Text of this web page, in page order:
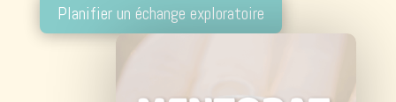
Planifier un échange exploratoire